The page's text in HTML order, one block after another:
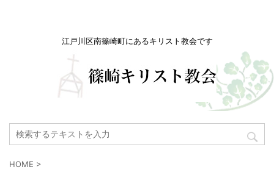
江戸川区南篠崎町にあるキリスト教会です
HOME >